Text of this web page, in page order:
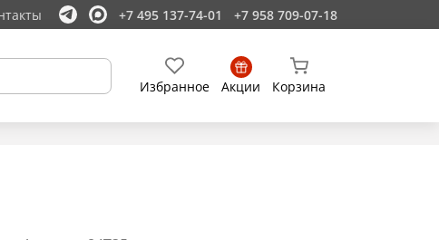
+7 495 137-74-01 +7 958 709-07-18
Избранное Акции Корзина